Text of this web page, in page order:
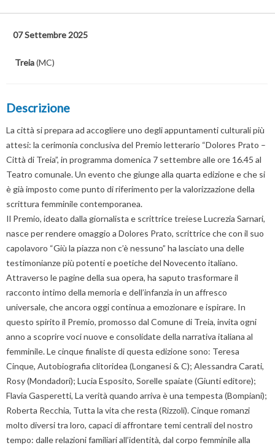
07 Settembre 2025
Treia(MC)
Descrizione
La città si prepara ad accogliere uno degli appuntamenti culturali più
attesi: la cerimonia conclusiva del Premio letterario “Dolores Prato –
Città di Treia”, in programma domenica 7 settembre alle ore 16.45 al
Teatro comunale. Un evento che giunge alla quarta edizione e che si
è già imposto come punto di riferimento per la valorizzazione della
scrittura femminile contemporanea.
Il Premio, ideato dalla giornalista e scrittrice treiese Lucrezia Sarnari,
nasce per rendere omaggio a Dolores Prato, scrittrice che con il suo
capolavoro “Giù la piazza non c’è nessuno” ha lasciato una delle
testimonianze più potenti e poetiche del Novecento italiano.
Attraverso le pagine della sua opera, ha saputo trasformare il
racconto intimo della memoria e dell’infanzia in un affresco
universale, che ancora oggi continua a emozionare e ispirare. In
questo spirito il Premio, promosso dal Comune di Treia, invita ogni
anno a scoprire voci nuove e consolidate della narrativa italiana al
femminile. Le cinque finaliste di questa edizione sono: Teresa
Cinque, Autobiografia clitoridea (Longanesi & C); Alessandra Carati,
Rosy (Mondadori); Lucia Esposito, Sorelle spaiate (Giunti editore);
Flavia Gasperetti, La verità quando arriva è una tempesta (Bompiani);
Roberta Recchia, Tutta la vita che resta (Rizzoli). Cinque romanzi
molto diversi tra loro, capaci di affrontare temi centrali del nostro
tempo: dalle relazioni familiari all’identità, dal corpo femminile alla